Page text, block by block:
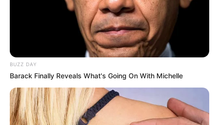
(foto: reddit/jessyp-onetwothree)
8. Salah satunya membuat pom-pom sederhana
membentuk pepohonan seperti ini nih, seperti bunga
sakura ya
BUZZ DAY
Barack Finally Reveals What's Going On With Michelle